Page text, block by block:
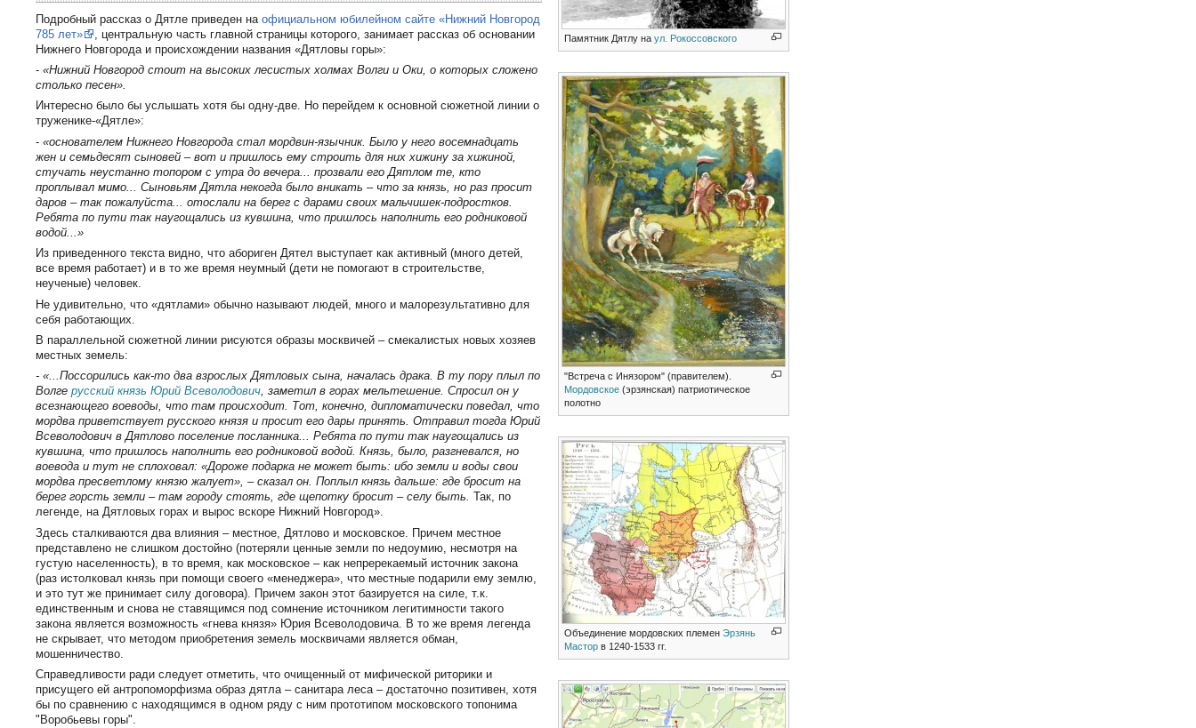
Памятник Дятлу наул. Рокоссовского
"Встреча с Инязором" (правителем).
Мордовское (эрзянская) патриотическое
полотно
Объединение мордовских племенЭрзянь
Мастор в 1240-1533 гг.
Подробный рассказ о Дятле приведен наофициальном юбилейном сайте «Нижний Новгород
785 лет»
, центральную часть главной страницы которого, занимает рассказ об основании
Нижнего Новгорода и происхождении названия «Дятловы горы»:
-«Нижний Новгород стоит на высоких лесистых холмах Волги и Оки, о которых сложено
столько песен».
Интересно было бы услышать хотя бы одну-две. Но перейдем к основной сюжетной линии о
труженике-«Дятле»:
-«основателем Нижнего Новгорода стал мордвин-язычник. Было у него восемнадцать
жен и семьдесят сыновей – вот и пришлось ему строить для них хижину за хижиной,
стучать неустанно топором с утра до вечера... прозвали его Дятлом те, кто
проплывал мимо... Сыновьям Дятла некогда было вникать – что за князь, но раз просит
даров – так пожалуйста... отослали на берег с дарами своих мальчишек-подростков.
Ребята по пути так наугощались из кувшина, что пришлось наполнить его родниковой
водой...»
Из приведенного текста видно, что абориген Дятел выступает как активный (много детей,
все время работает) и в то же время неумный (дети не помогают в строительстве,
неученые) человек.
Не удивительно, что «дятлами» обычно называют людей, много и малорезультативно для
себя работающих.
В параллельной сюжетной линии рисуются образы москвичей – смекалистых новых хозяев
местных земель:
- «...Поссорились как-то два взрослых Дятловых сына, началась драка. В ту пору плыл по
Волгерусский князь Юрий Всеволодович, заметил в горах мельтешение. Спросил он у
всезнающего воеводы, что там происходит. Тот, конечно, дипломатически поведал, что
мордва приветствует русского князя и просит его дары принять. Отправил тогда Юрий
Всеволодович в Дятлово поселение посланника... Ребята по пути так наугощались из
кувшина, что пришлось наполнить его родниковой водой. Князь, было, разгневался, но
воевода и тут не сплоховал: «Дороже подарка не может быть: ибо земли и воды свои
мордва пресветлому князю жалует», – сказал он. Поплыл князь дальше: где бросит на
берег горсть земли – там городу стоять, где щепотку бросит – селу быть.Так, по
легенде, на Дятловых горах и вырос вскоре Нижний Новгород».
Здесь сталкиваются два влияния – местное, Дятлово и московское. Причем местное
представлено не слишком достойно (потеряли ценные земли по недоумию, несмотря на
густую населенность), в то время, как московское – как непререкаемый источник закона
(раз истолковал князь при помощи своего «менеджера», что местные подарили ему землю,
и это тут же принимает силу договора). Причем закон этот базируется на силе, т.к.
единственным и снова не ставящимся под сомнение источником легитимности такого
закона является возможность «гнева князя» Юрия Всеволодовича. В то же время легенда
не скрывает, что методом приобретения земель москвичами является обман,
мошенничество.
Справедливости ради следует отметить, что очищенный от мифической риторики и
присущего ей антропоморфизма образ дятла – санитара леса – достаточно позитивен, хотя
бы по сравнению с находящимся в одном ряду с ним прототипом московского топонима
"Воробьевы горы".